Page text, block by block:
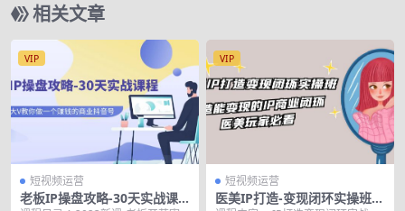
相关文章
VIP
短视频运营
老板IP操盘攻略-30天实战课
VIP
短视频运营
医美IP打造-变现闭环实操班，